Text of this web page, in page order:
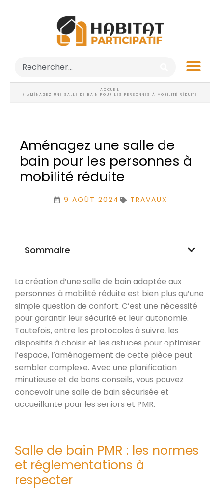
ACCUEIL
/ AMÉNAGEZ UNE SALLE DE BAIN POUR LES PERSONNES À MOBILITÉ RÉDUITE
Aménagez une salle de
bain pour les personnes à
mobilité réduite
9 AOÛT 2024 TRAVAUX
Sommaire
La création d’une salle de bain adaptée aux
personnes à mobilité réduite est bien plus qu’une
simple question de confort. C’est une nécessité
pour garantir leur sécurité et leur autonomie.
Toutefois, entre les protocoles à suivre, les
dispositifs à choisir et les astuces pour optimiser
l’espace, l’aménagement de cette pièce peut
sembler complexe. Avec une planification
minutieuse et de bons conseils, vous pouvez
concevoir une salle de bain sécurisée et
accueillante pour les seniors et PMR.
Salle de bain PMR : les normes
et réglementations à
respecter